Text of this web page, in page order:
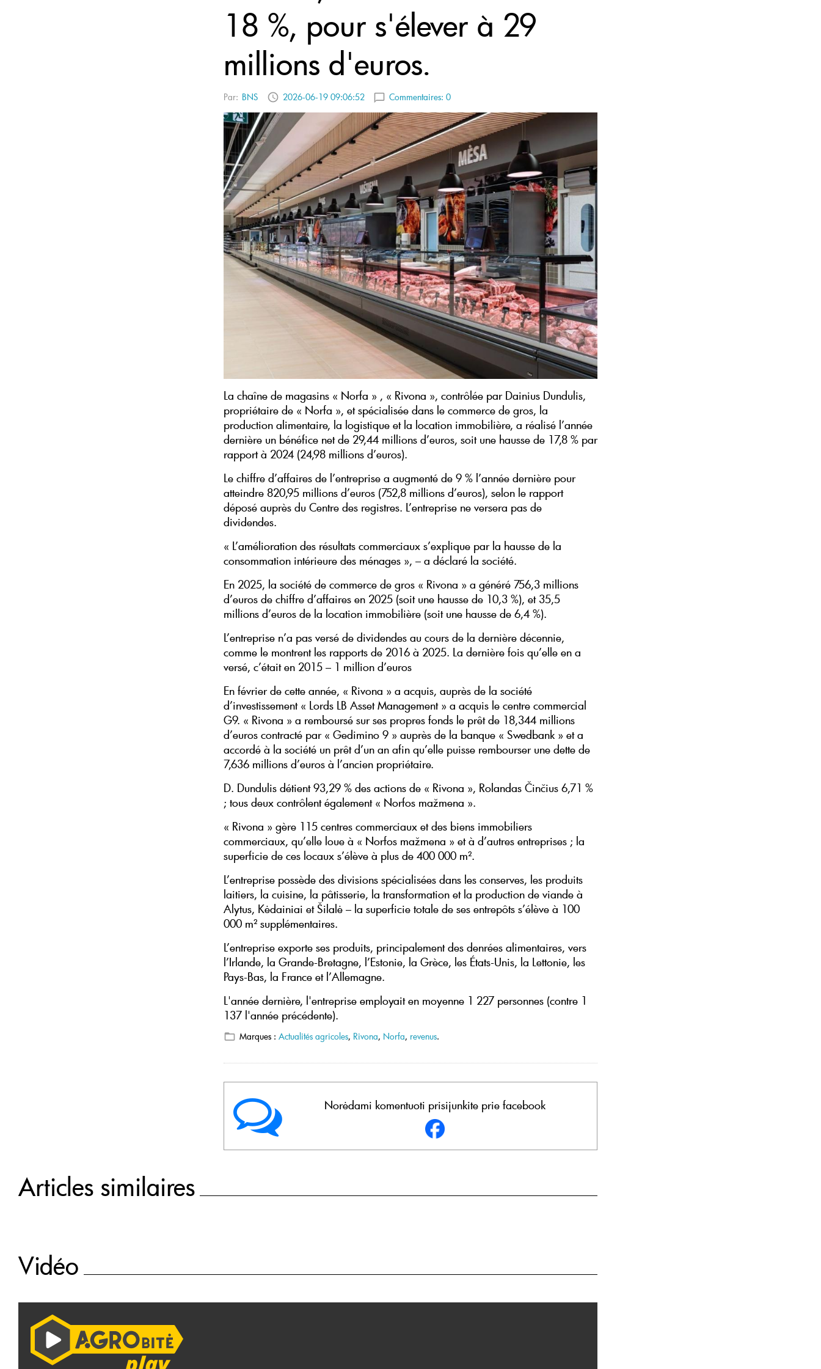
18 %, pour s'élever à 29
millions d'euros.
Par: BNS 2026-06-19 09:06:52 Commentaires: 0
La chaîne de magasins « Norfa » , « Rivona », contrôlée par Dainius Dundulis,
propriétaire de « Norfa », et spécialisée dans le commerce de gros, la
production alimentaire, la logistique et la location immobilière, a réalisé l’année
dernière un bénéfice net de 29,44 millions d’euros, soit une hausse de 17,8 % par
rapport à 2024 (24,98 millions d’euros).
Le chiffre d’affaires de l’entreprise a augmenté de 9 % l’année dernière pour
atteindre 820,95 millions d’euros (752,8 millions d’euros), selon le rapport
déposé auprès du Centre des registres. L’entreprise ne versera pas de
dividendes.
« L’amélioration des résultats commerciaux s’explique par la hausse de la
consommation intérieure des ménages », – a déclaré la société.
En 2025, la société de commerce de gros « Rivona » a généré 756,3 millions
d’euros de chiffre d’affaires en 2025 (soit une hausse de 10,3 %), et 35,5
millions d’euros de la location immobilière (soit une hausse de 6,4 %).
L’entreprise n’a pas versé de dividendes au cours de la dernière décennie,
comme le montrent les rapports de 2016 à 2025. La dernière fois qu’elle en a
versé, c’était en 2015 – 1 million d’euros
En février de cette année, « Rivona » a acquis, auprès de la société
d’investissement « Lords LB Asset Management » a acquis le centre commercial
G9. « Rivona » a remboursé sur ses propres fonds le prêt de 18,344 millions
d’euros contracté par « Gedimino 9 » auprès de la banque « Swedbank » et a
accordé à la société un prêt d’un an afin qu’elle puisse rembourser une dette de
7,636 millions d’euros à l’ancien propriétaire.
D. Dundulis détient 93,29 % des actions de « Rivona », Rolandas Činčius 6,71 %
; tous deux contrôlent également « Norfos mažmena ».
« Rivona » gère 115 centres commerciaux et des biens immobiliers
commerciaux, qu’elle loue à « Norfos mažmena » et à d’autres entreprises ; la
superficie de ces locaux s’élève à plus de 400 000 m².
L’entreprise possède des divisions spécialisées dans les conserves, les produits
laitiers, la cuisine, la pâtisserie, la transformation et la production de viande à
Alytus, Kėdainiai et Šilalė – la superficie totale de ses entrepôts s’élève à 100
000 m² supplémentaires.
L’entreprise exporte ses produits, principalement des denrées alimentaires, vers
l’Irlande, la Grande-Bretagne, l’Estonie, la Grèce, les États-Unis, la Lettonie, les
Pays-Bas, la France et l’Allemagne.
L'année dernière, l'entreprise employait en moyenne 1 227 personnes (contre 1
137 l'année précédente).
Marques : Actualités agricoles, Rivona, Norfa, revenus.
Norėdami komentuoti prisijunkite prie facebook
Articles similaires
Vidéo